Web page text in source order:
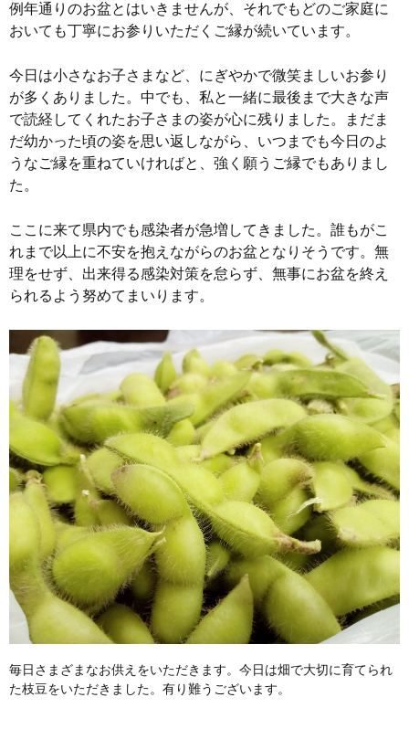
例年通りのお盆とはいきませんが、それでもどのご家庭に
おいても丁寧にお参りいただくご縁が続いています。
今日は小さなお子さまなど、にぎやかで微笑ましいお参り
が多くありました。中でも、私と一緒に最後まで大きな声
で読経してくれたお子さまの姿が心に残りました。まだま
だ幼かった頃の姿を思い返しながら、いつまでも今日のよ
うなご縁を重ねていければと、強く願うご縁でもありまし
た。
ここに来て県内でも感染者が急増してきました。誰もがこ
れまで以上に不安を抱えながらのお盆となりそうです。無
理をせず、出来得る感染対策を怠らず、無事にお盆を終え
られるよう努めてまいります。
毎日さまざまなお供えをいただきます。今日は畑で大切に育てられ
た枝豆をいただきました。有り難うございます。